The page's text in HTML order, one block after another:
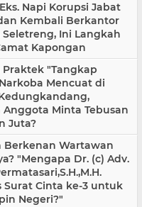
Napi Korupsi Jabat
Kembali Berkantor
Seletreng, Ini Langkah
Kapongan
"Tangkap
Mencuat di
Minta Tebusan
Juta?
Berkenan Wartawan
"Mengapa Dr. (c) Adv.
Surat Cinta ke-3 untuk
Negeri?"